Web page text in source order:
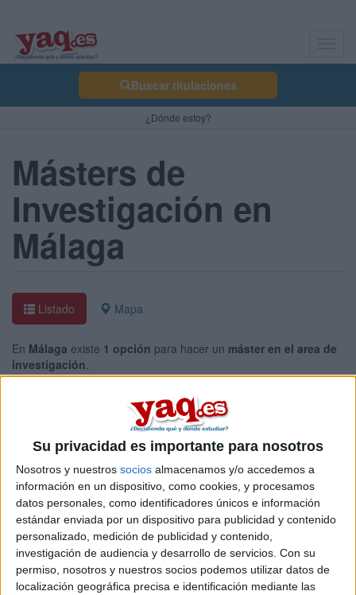
Su privacidad es importante para nosotros
Nosotros y nuestros socios almacenamos y/o accedemos a
información en un dispositivo, como cookies, y procesamos
datos personales, como identificadores únicos e información
estándar enviada por un dispositivo para publicidad y contenido
personalizado, medición de publicidad y contenido,
investigación de audiencia y desarrollo de servicios. Con su
permiso, nosotros y nuestros socios podemos utilizar datos de
localización geográfica precisa e identificación mediante las
Buscar titulaciones
¿Dónde estoy?
Másters de
Investigación en
Málaga
Listado Mapa
En Málaga existe 1 opción para hacer un máster en el area de
investigación.
Si quieresampliar tu búsqueda a toda España, hay otros 19
másters en investigación entre los que puedes elegir. Estos
estudios están asociados a la rama de Ciencias de la salud,
Ciencias sociales y jurídicas.
Online |Málaga
Máster Universitario en Nuevas
Tendencias de Investigación en Ciencias de
la Salud
UNIVERSIDAD DE MáLAGA (Universidad Pública)
Tipo: Máster
Pídeles información ¡GRATIS!